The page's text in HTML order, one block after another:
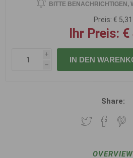
BITTE BENACHRICHTIGEN,
Preis: € 5,31
Ihr Preis: €
i
h
IN DEN
Share:
OVERVIEW